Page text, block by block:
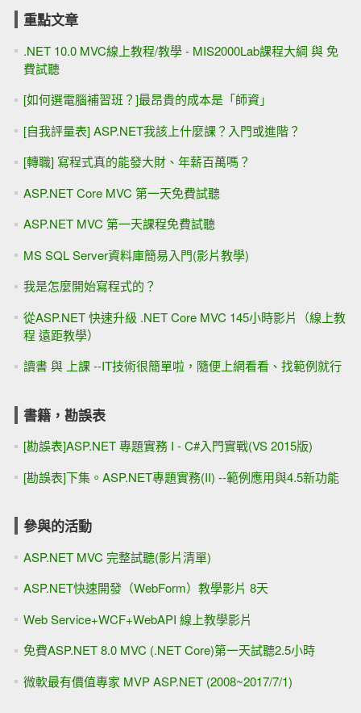
重點文章
.NET 10.0 MVC線上教程/教學 - MIS2000Lab課程大綱 與 免
費試聽
[如何選電腦補習班？]最昂貴的成本是「師資」
[自我評量表] ASP.NET我該上什麼課？入門或進階？
[轉職] 寫程式真的能發大財、年薪百萬嗎？
ASP.NET Core MVC 第一天免費試聽
ASP.NET MVC 第一天課程免費試聽
MS SQL Server資料庫簡易入門(影片教學)
我是怎麼開始寫程式的？
從ASP.NET 快速升級 .NET Core MVC 145小時影片（線上教
程 遠距教學）
讀書 與 上課 --IT技術很簡單啦，隨便上網看看、找範例就行
書籍，勘誤表
[勘誤表]ASP.NET 專題實務 I - C#入門實戰(VS 2015版)
[勘誤表]下集。ASP.NET專題實務(II) --範例應用與4.5新功能
參與的活動
ASP.NET MVC 完整試聽(影片清單)
ASP.NET快速開發（WebForm）教學影片 8天
Web Service+WCF+WebAPI 線上教學影片
免費ASP.NET 8.0 MVC (.NET Core)第一天試聽2.5小時
微軟最有價值專家 MVP ASP.NET (2008~2017/7/1)